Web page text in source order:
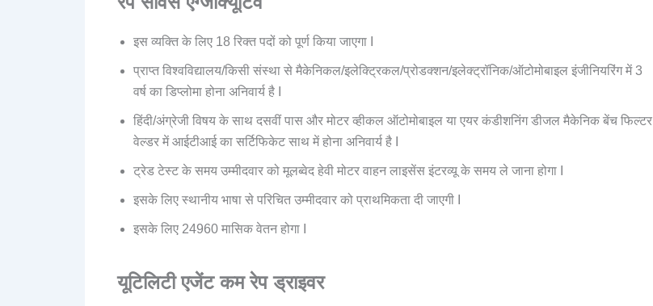
इस व्यक्ति के लिए 18 रिक्त पदों को पूर्ण किया जाएगा I
प्राप्त विश्वविद्यालय/किसी संस्था से मैकेनिकल/इलेक्ट्रिकल/प्रोडक्शन/इलेक्ट्रॉनिक/ऑटोमोबाइल इंजीनियरिंग में 3
वर्ष का डिप्लोमा होना अनिवार्य है I
हिंदी/अंग्रेजी विषय के साथ दसवीं पास और मोटर व्हीकल ऑटोमोबाइल या एयर कंडीशनिंग डीजल मैकेनिक बेंच फिल्टर
वेल्डर में आईटीआई का सर्टिफिकेट साथ में होना अनिवार्य है I
ट्रेड टेस्ट के समय उम्मीदवार को मूलब्वेद हेवी मोटर वाहन लाइसेंस इंटरव्यू के समय ले जाना होगा I
इसके लिए स्थानीय भाषा से परिचित उम्मीदवार को प्राथमिकता दी जाएगी I
इसके लिए 24960 मासिक वेतन होगा I
यूटिलिटी एजेंट कम रेप ड्राइवर